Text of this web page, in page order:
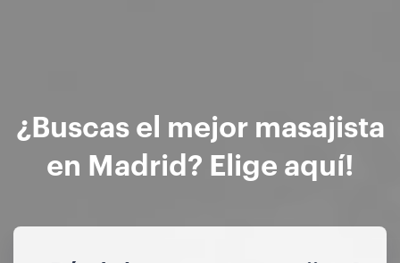
¿Buscas el mejor masajista
en Madrid? Elige aquí!